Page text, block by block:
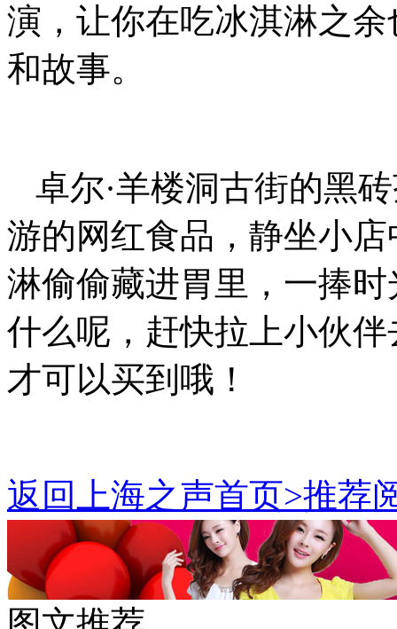
演，让你在吃冰淇淋之
和故事。
卓尔·羊楼洞古街的黑
游的网红食品，静坐小
淋偷偷藏进胃里，一捧
什么呢，赶快拉上小伙
才可以买到哦！
返回上海之声首页>推荐